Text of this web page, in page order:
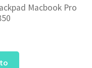
Macbook Pro